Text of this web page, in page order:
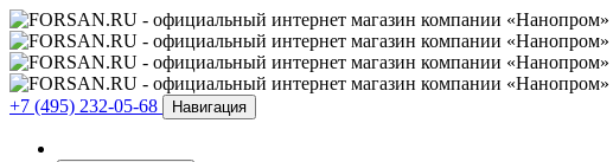
+7 (495) 232-05-68 Навигация